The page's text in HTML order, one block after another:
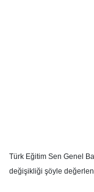
Türk Eğitim Sen Genel
değişikliği şöyle